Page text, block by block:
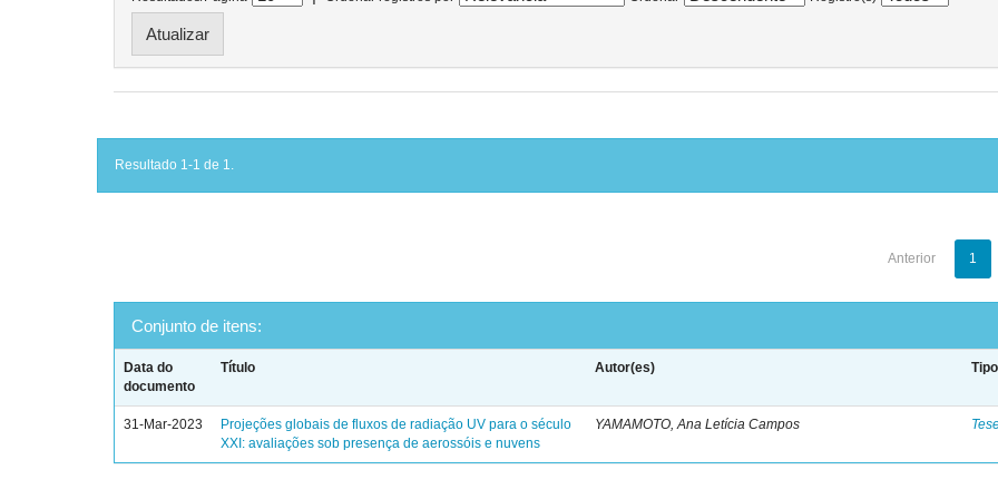
Resultado 1-1 de 1.
Anterior 1
Conjunto de itens:
Data do
documento
Título Autor(es) Tipo
31-Mar-2023
Projeções globais de fluxos de radiação UV para o século
XXI: avaliações sob presença de aerossóis e nuvens
YAMAMOTO, Ana Letícia Campos